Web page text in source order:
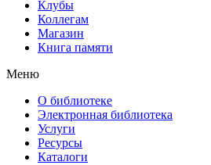
Клубы
Коллегам
Магазин
Книга памяти
Меню
О библиотеке
Электронная библиотека
Услуги
Ресурсы
Каталоги